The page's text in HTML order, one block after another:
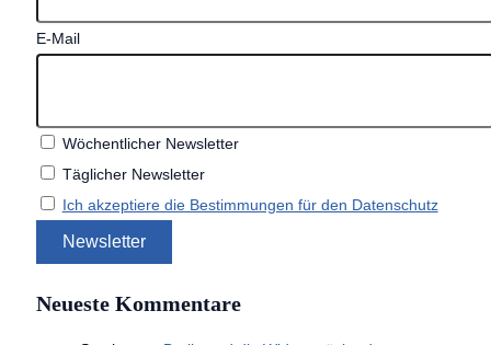
E-Mail
Wöchentlicher Newsletter
Täglicher Newsletter
Ich akzeptiere die Bestimmungen für den Datenschutz
Neueste Kommentare